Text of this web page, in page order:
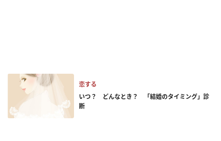
恋する
いつ？ どんなとき？ 「結婚のタイミング」診
断